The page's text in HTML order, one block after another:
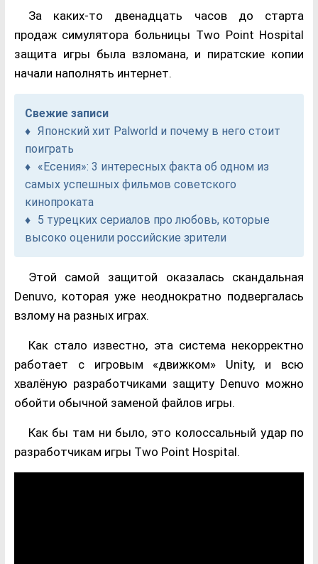
За каких-то двенадцать часов до старта
продаж симулятора больницы Two Point Hospital
защита игры была взломана, и пиратские копии
начали наполнять интернет.
Свежие записи
Японский хит Palworld и почему в него стоит
поиграть
«Есения»: 3 интересных факта об одном из
самых успешных фильмов советского
кинопроката
5 турецких сериалов про любовь, которые
высоко оценили российские зрители
Этой самой защитой оказалась скандальная
Denuvo, которая уже неоднократно подвергалась
взлому на разных играх.
Как стало известно, эта система некорректно
работает с игровым «движком» Unity, и всю
хвалёную разработчиками защиту Denuvo можно
обойти обычной заменой файлов игры.
Как бы там ни было, это колоссальный удар по
разработчикам игры Two Point Hospital.